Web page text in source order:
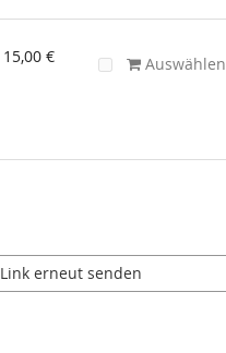
15,00 € Auswählen
Link erneut senden